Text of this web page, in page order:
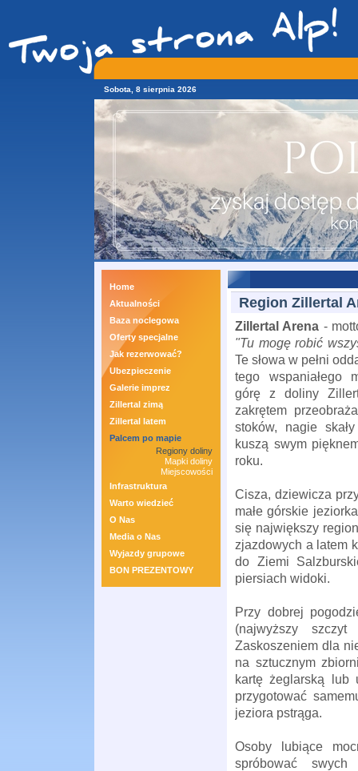
Sobota, 8 sierpnia 2026
Home
Aktualności
Baza noclegowa
Oferty specjalne
Jak rezerwować?
Ubezpieczenie
Galerie imprez
Zillertal zimą
Zillertal latem
Palcem po mapie
Regiony doliny
Mapki doliny
Miejscowości
Infrastruktura
Warto wiedzieć
O Nas
Media o Nas
Wyjazdy grupowe
BON PREZENTOWY
Region Zillertal
Zillertal Arena -
"Tu mogę robić
Te słowa w pełni
tego wspaniałego
górę z doliny
zakrętem
stoków, nagie
kuszą swym
roku.
Cisza, dziewicza
małe górskie
się największy
zjazdowych a latem
do Ziemi
piersiach widoki.
Przy dobrej
(najwyższy
Zaskoszeniem dla
na sztucznym
kartę żeglarską lub
przygotować
jeziora pstrąga.
Osoby lubiące
spróbować